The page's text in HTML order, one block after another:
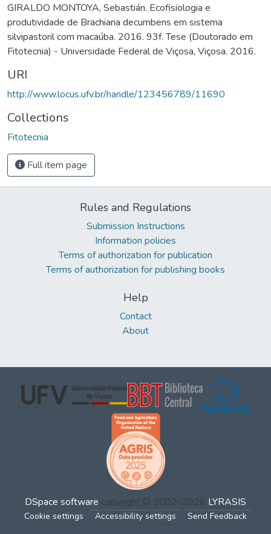
GIRALDO MONTOYA, Sebastián. Ecofisiologia e
produtividade de Brachiaria decumbens em sistema
silvipastoril com macaúba. 2016. 93f. Tese (Doutorado em
Fitotecnia) - Universidade Federal de Viçosa, Viçosa. 2016.
URI
http://www.locus.ufv.br/handle/123456789/11690
Collections
Fitotecnia
Full item page
Rules and Regulations
Submission Instructions
Information policies
Terms of authorization for publication
Terms of authorization for publishing books
Help
Contact
About
DSpace software copyright © 2002-2026 LYRASIS
Cookie settings Accessibility settings Send Feedback